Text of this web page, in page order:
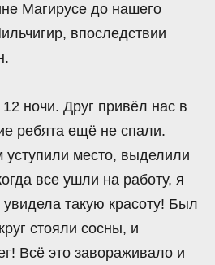
Магирусе до нашего
впоследствии
ночи. Друг привёл нас в
ребята ещё не спали.
уступили место, выделили
все ушли на работу, я
такую красоту! Был
стояли сосны, и
Всё это завораживало и